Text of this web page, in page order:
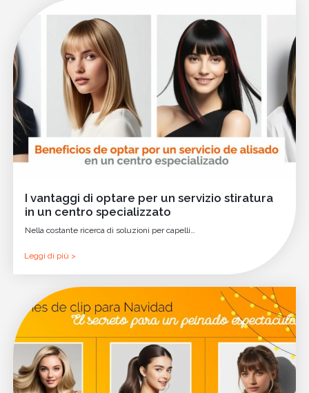
I vantaggi di optare per un servizio stiratura
in un centro specializzato
Nella costante ricerca di soluzioni per capelli…
Leggi di più >